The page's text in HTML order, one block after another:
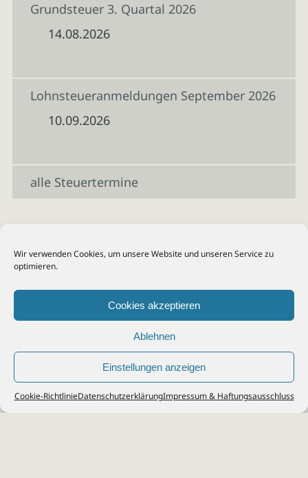
Wir verwenden Cookies, um unsere Website und unseren Service zu
optimieren.
Cookies akzeptieren
Ablehnen
Einstellungen anzeigen
Cookie-RichtlinieDatenschutzerklärungImpressum & Haftungsausschluss
Grundsteuer 3. Quartal 2026
14.08.2026
Lohnsteueranmeldungen September 2026
10.09.2026
alle Steuertermine
© 2026Steuerberater Kempf, Köln - Steuerberatung Poll, Porz, Deutz, Mülheim,